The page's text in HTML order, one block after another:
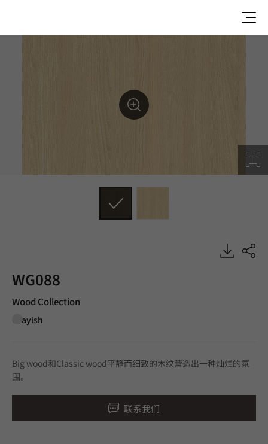
WG088
Wood Collection
Grayish
Big wood和Classic wood平静而细致的木纹营造出一种灿烂的氛
围。
联系我们